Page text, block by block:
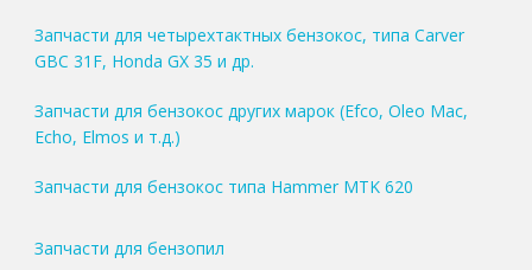
Запчасти для четырехтактных бензокос, типа Carver
GBC 31F, Honda GX 35 и др.
Запчасти для бензокос других марок (Efco, Oleo Mac,
Echo, Elmos и т.д.)
Запчасти для бензокос типа Hammer MTK 620
Запчасти для бензопил